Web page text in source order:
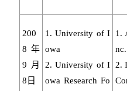
200
8年
9月
8日
1. University of I
owa
2. University of I
owa Research Fo
1.
nc.
2.